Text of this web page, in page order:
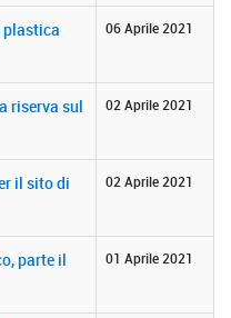
plastica
06 Aprile 2021
riserva sul
02 Aprile 2021
il sito di
02 Aprile 2021
parte il
01 Aprile 2021